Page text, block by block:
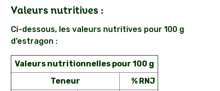
Valeurs nutritives :
Ci-dessous, les valeurs nutritives pour 100 g
d’estragon :
Valeurs nutritionnelles pour 100 g
Teneur
% RNJ